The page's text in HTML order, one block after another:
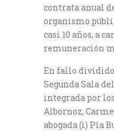
contrata anual
organismo
casi 10 años, a
remuneración
En fallo dividido
Segunda Sala
integrada por
Albornoz,
abogada (i) Pía